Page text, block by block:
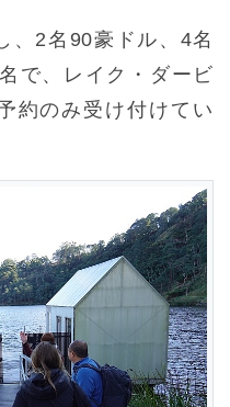
、2名90豪ドル、4名
で、レイク・ダービ
約のみ受け付けてい